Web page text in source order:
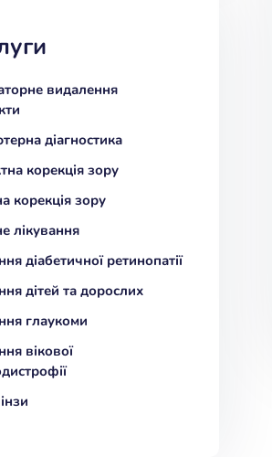
видалення
діагностика
корекція зору
корекція зору
лікування
діабетичної ретинопатії
дітей та дорослих
глаукоми
вікової